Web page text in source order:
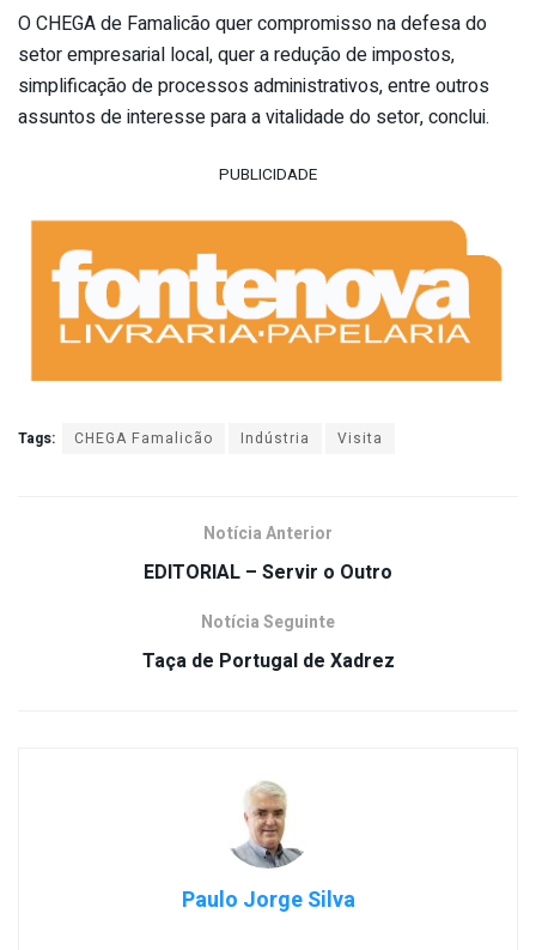
O CHEGA de Famalicão quer compromisso na defesa do
setor empresarial local, quer a redução de impostos,
simplificação de processos administrativos, entre outros
assuntos de interesse para a vitalidade do setor, conclui.
PUBLICIDADE
Tags: CHEGA Famalicão Indústria Visita
Notícia Anterior
EDITORIAL – Servir o Outro
Notícia Seguinte
Taça de Portugal de Xadrez
Paulo Jorge Silva